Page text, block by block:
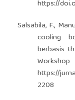
https://
Salsabila, F.,
cooling
berbasis
https://
2208